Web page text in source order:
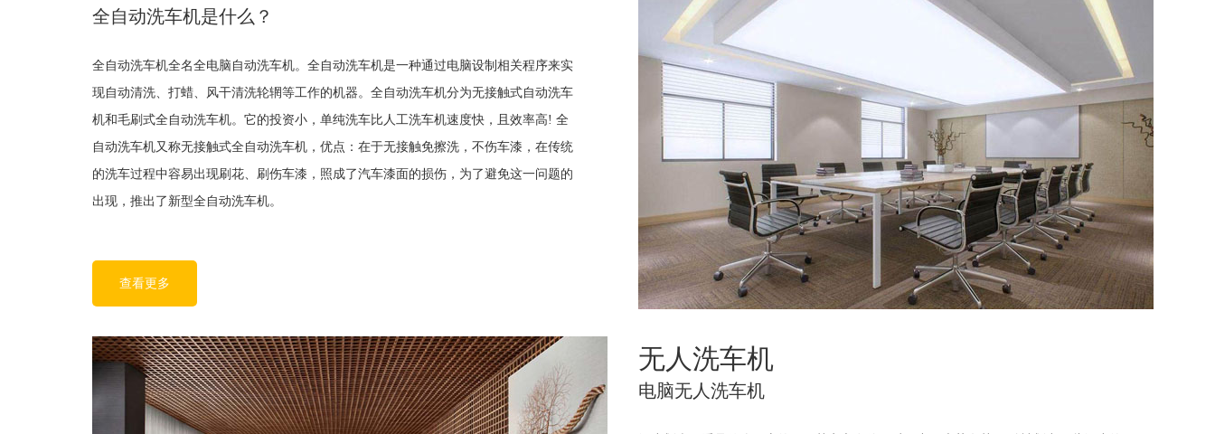
全自动洗车机是什么？
全自动洗车机全名全电脑自动洗车机。全自动洗车机是一种通过电脑设制相关程序来实
现自动清洗、打蜡、风干清洗轮辋等工作的机器。全自动洗车机分为无接触式自动洗车
机和毛刷式全自动洗车机。它的投资小，单纯洗车比人工洗车机速度快，且效率高! 全
自动洗车机又称无接触式全自动洗车机，优点：在于无接触免擦洗，不伤车漆，在传统
的洗车过程中容易出现刷花、刷伤车漆，照成了汽车漆面的损伤，为了避免这一问题的
出现，推出了新型全自动洗车机。
查看更多
无人洗车机
电脑无人洗车机